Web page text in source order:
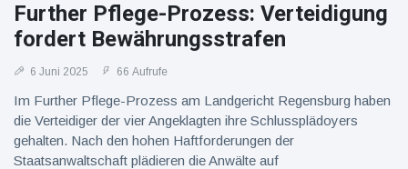
Further Pflege-Prozess: Verteidigung
fordert Bewährungsstrafen
6 Juni 2025 66 Aufrufe
Im Further Pflege-Prozess am Landgericht Regensburg haben
die Verteidiger der vier Angeklagten ihre Schlussplädoyers
gehalten. Nach den hohen Haftforderungen der
Staatsanwaltschaft plädieren die Anwälte auf